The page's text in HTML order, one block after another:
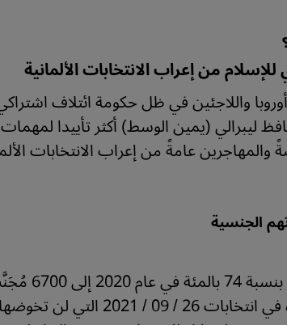
من إعراب الانتخابات الألمانية
واللاجئين في ظل حكومة ائتلاف
(يمين الوسط) أكثر تأييدا
عامةً من إعراب الانتخابات الألمانية
الجنسية
قفز عدد
ألمانيا. وثمة لاجئون سوريون يصوتون لأول مرة